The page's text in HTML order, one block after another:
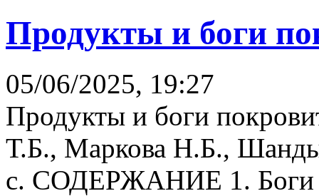
Продукты и боги
05/06/2025, 19:27
Продукты и боги
Т.Б., Маркова Н.Б.,
с. СОДЕРЖАНИЕ 1. Боги